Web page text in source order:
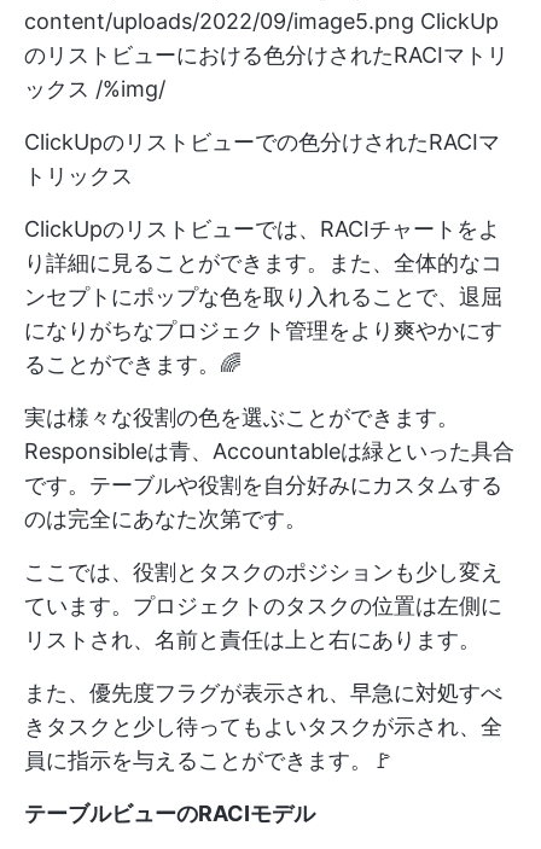
content/uploads/2022/09/image5.png ClickUp
のリストビューにおける色分けされたRACIマトリ
ックス /%img/
ClickUpのリストビューでの色分けされたRACIマ
トリックス
ClickUpのリストビューでは、RACIチャートをよ
り詳細に見ることができます。また、全体的なコ
ンセプトにポップな色を取り入れることで、退屈
になりがちなプロジェクト管理をより爽やかにす
ることができます。🌈
実は様々な役割の色を選ぶことができます。
Responsibleは青、Accountableは緑といった具合
です。テーブルや役割を自分好みにカスタムする
のは完全にあなた次第です。
ここでは、役割とタスクのポジションも少し変え
ています。プロジェクトのタスクの位置は左側に
リストされ、名前と責任は上と右にあります。
また、優先度フラグが表示され、早急に対処すべ
きタスクと少し待ってもよいタスクが示され、全
員に指示を与えることができます。🚩
テーブルビューのRACIモデル